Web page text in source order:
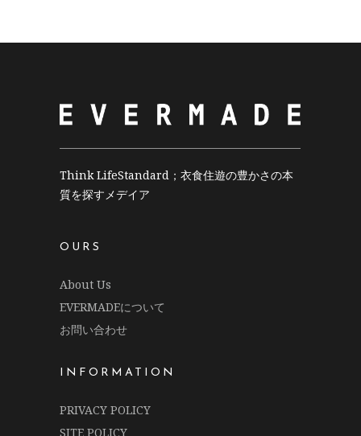
Think LifeStandard；衣食住遊の豊かさの本
質を探すメデイア
OURS
About Us
EVERMADEについて
お問い合わせ
INFORMATION
PRIVACY POLICY
SITE POLICY